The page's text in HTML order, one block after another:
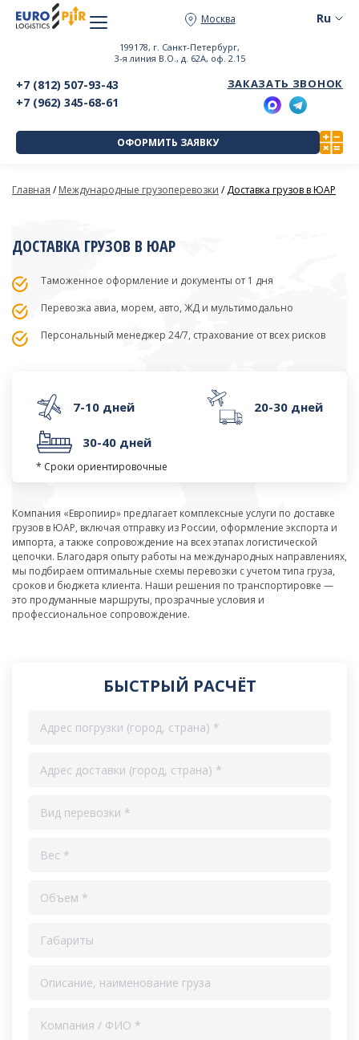
Москва
199178, г. Санкт-Петербург,
3-я линия В.О., д. 62А, оф. 2.15
+7 (812) 507-93-43
+7 (962) 345-68-61
ЗАКАЗАТЬ ЗВОНОК
ОФОРМИТЬ ЗАЯВКУ
Главная /Международные грузоперевозки /Доставка грузов в ЮАР
ДОСТАВКА ГРУЗОВ В ЮАР
Таможенное оформление и документы от 1 дня
Перевозка авиа, морем, авто, ЖД и мультимодально
Персональный менеджер 24/7, страхование от всех рисков
7-10 дней 20-30 дней
30-40 дней
* Сроки ориентировочные
Компания «Европиир» предлагает комплексные услуги по доставке
грузов в ЮАР, включая отправку из России, оформление экспорта и
импорта, а также сопровождение на всех этапах логистической
цепочки. Благодаря опыту работы на международных направлениях,
мы подбираем оптимальные схемы перевозки с учетом типа груза,
сроков и бюджета клиента. Наши решения по транспортировке —
это продуманные маршруты, прозрачные условия и
профессиональное сопровождение.
БЫСТРЫЙ РАСЧЁТ